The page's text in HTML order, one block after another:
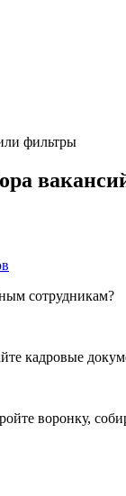
фильтры
сотрудникам?
кадровые
воронку,